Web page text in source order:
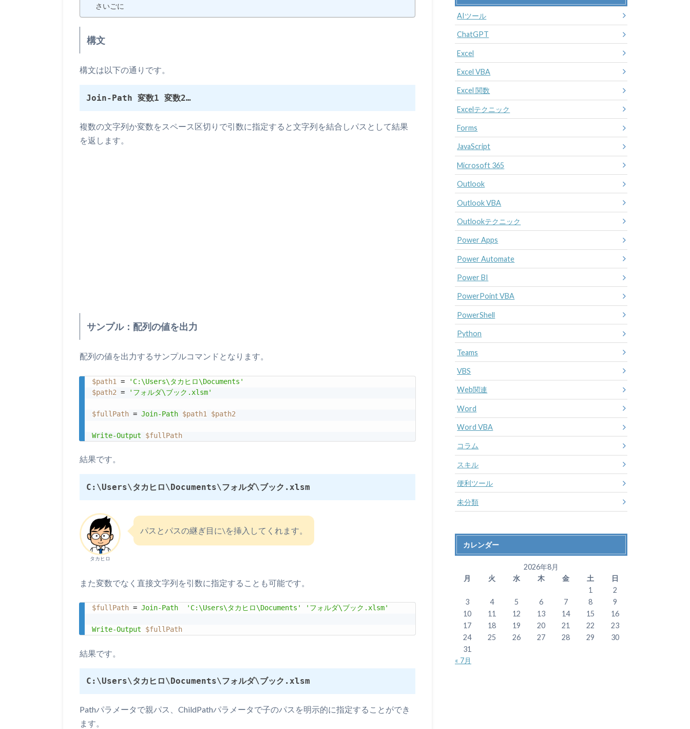
さいごに
構文
構文は以下の通りです。
Join-Path 変数1 変数2…
複数の文字列か変数をスペース区切りで引数に指定すると文字列を結合しパスとして結果
を返します。
サンプル：配列の値を出力
配列の値を出力するサンプルコマンドとなります。
$path1 =
'C:\Users\タカヒロ\Documents'
$path2 = 'フォルダ\ブック.xlsm'
$fullPath = Join-Path $path1 $path2
Write-Output $fullPath
結果です。
C:\Users\タカヒロ\Documents\フォルダ\ブック.xlsm
タカヒロ
パスとパスの継ぎ目に\を挿入してくれます。
また変数でなく直接文字列を引数に指定することも可能です。
$fullPath = Join-Path 'C:\Users\タカヒロ\Documents' 'フォルダ\ブック.xlsm'
Write-Output $fullPath
結果です。
C:\Users\タカヒロ\Documents\フォルダ\ブック.xlsm
Pathパラメータで親パス、ChildPathパラメータで子のパスを明示的に指定することができ
ます。
AIツール
ChatGPT
Excel
Excel VBA
Excel 関数
Excelテクニック
Forms
JavaScript
Microsoft 365
Outlook
Outlook VBA
Outlookテクニック
Power Apps
Power Automate
Power BI
PowerPoint VBA
PowerShell
Python
Teams
VBS
Web関連
Word
Word VBA
コラム
スキル
便利ツール
未分類
カレンダー
2026年8月
月
火 水 木 金 土
日
1
2
3
4 5 6 7 8
9
10
11 12 13 14 15
16
17
18 19 20 21 22
23
24
25 26 27 28 29
30
31
« 7月